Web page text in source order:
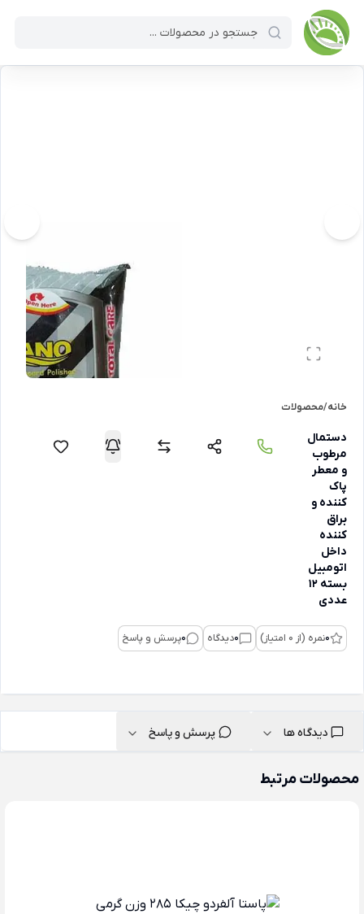
خانه/محصولات
دستمال
مرطوب
و معطر
پاک
کننده و
براق
کننده
داخل
اتومبیل
بسته 12
عددی
0نمره (از 0 امتیاز) 0دیدگاه 0پرسش و پاسخ
دیدگاه ها پرسش و پاسخ
محصولات مرتبط